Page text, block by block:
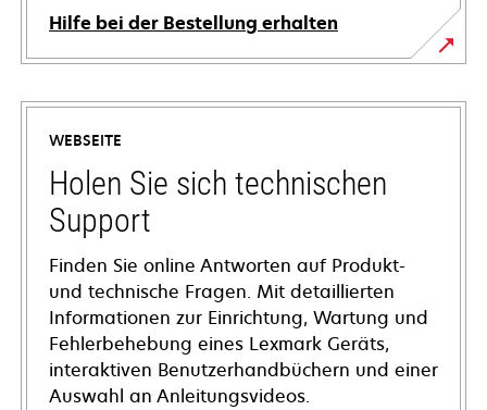
Hilfe bei der Bestellung erhalten
WEBSEITE
Holen Sie sich technischen
Support
Finden Sie online Antworten auf Produkt-
und technische Fragen. Mit detaillierten
Informationen zur Einrichtung, Wartung und
Fehlerbehebung eines Lexmark Geräts,
interaktiven Benutzerhandbüchern und einer
Auswahl an Anleitungsvideos.